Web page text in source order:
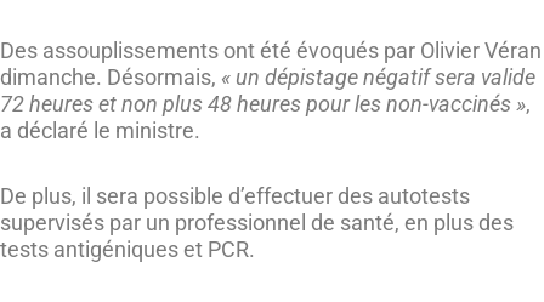
Des assouplissements ont été évoqués par Olivier Véran
dimanche. Désormais, « un dépistage négatif sera valide
72 heures et non plus 48 heures pour les non-vaccinés »,
a déclaré le ministre.
De plus, il sera possible d’effectuer des autotests
supervisés par un professionnel de santé, en plus des
tests antigéniques et PCR.